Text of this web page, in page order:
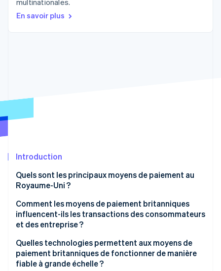
Découvrez les prochaines évolutions
Radar
Prévention de la fraude
Stripe Sessions 2026
Découvrez comment Stripe construit l’infrastructure
Regarder la vidéo
multinationales.
En savoir plus
Introduction
Quels sont les principaux moyens de paiement au
Royaume-Uni ?
Cartes de débit et cartes de crédit
Wallets
Paiement différé (BNPL)
Virements bancaires en temps réel
Comment les moyens de paiement britanniques
influencent-ils les transactions des consommateurs
et des entreprise ?
Quelles technologies permettent aux moyens de
paiement britanniques de fonctionner de manière
fiable à grande échelle ?